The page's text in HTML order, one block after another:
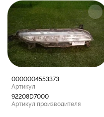
0000004553373
Артикул
92208D7000
Артикул производителя